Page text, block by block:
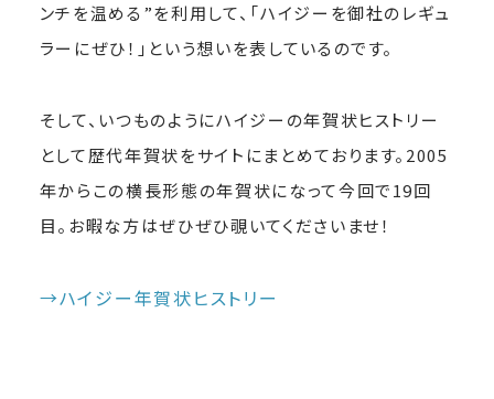
ンチを温める”を利用して、「ハイジーを御社のレギュ
ラーにぜひ！」という想いを表しているのです。
そして、いつものようにハイジーの年賀状ヒストリー
として歴代年賀状をサイトにまとめております。2005
年からこの横長形態の年賀状になって今回で19回
目。お暇な方はぜひぜひ覗いてくださいませ！
→ハイジー年賀状ヒストリー